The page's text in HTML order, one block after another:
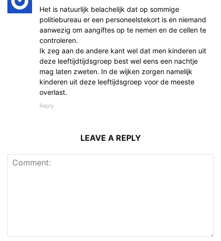
Het is natuurlijk belachelijk dat op sommige
politiebureau er een personeelstekort is en niemand
aanwezig om aangiftes op te nemen en de cellen te
controleren.
Ik zeg aan de andere kant wel dat men kinderen uit
deze leeftijdtijdsgroep best wel eens een nachtje
mag laten zweten. In de wijken zorgen namelijk
kinderen uit deze leeftijdsgroep voor de meeste
overlast.
Reply
LEAVE A REPLY